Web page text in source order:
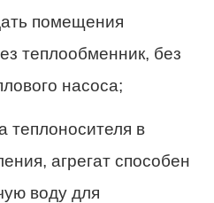
помещения
теплообменник, без
насоса;
теплоносителя в
агрегат способен
воду для